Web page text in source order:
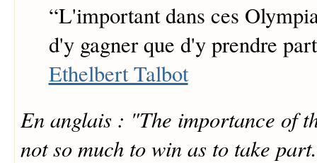
“L'important dans ces
d'y gagner que d'y prendre
Ethelbert Talbot
En anglais : "The importance of
not so much to win as to take